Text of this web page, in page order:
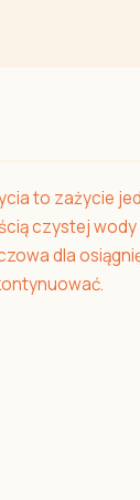
to zażycie
czystej
dla